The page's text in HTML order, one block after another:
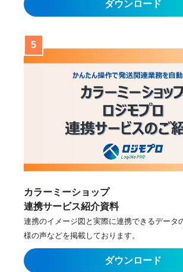
カラーミーショップ
連携サービス紹介資料
連携のイメージ図と実際に連携できるデータ
様の声などを掲載しております。